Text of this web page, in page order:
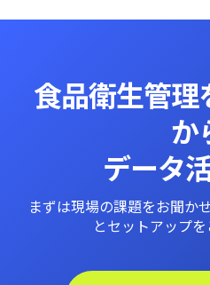
食品衛生管
か
データ
まずは現場の課題をお聞か
とセットアップを